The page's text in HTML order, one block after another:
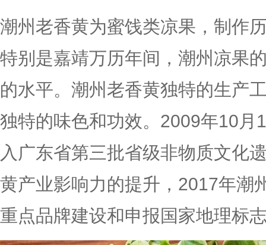
潮州老香黄为蜜饯类凉果，制作
特别是嘉靖万历年间，潮州凉果
的水平。潮州老香黄独特的生产
独特的味色和功效。2009年10月
入广东省第三批省级非物质文化
黄产业影响力的提升，2017年潮
重点品牌建设和申报国家地理标